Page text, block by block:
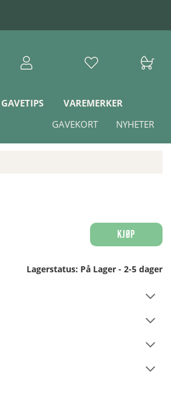
GAVETIPS
VAREMERKER
NYHETER
GAVEKORT
Kjøp
Lagerstatus: På Lager - 2-5 dager